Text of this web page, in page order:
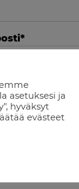
*
asiani
asetuksesi ja
hyväksyt
evästeet